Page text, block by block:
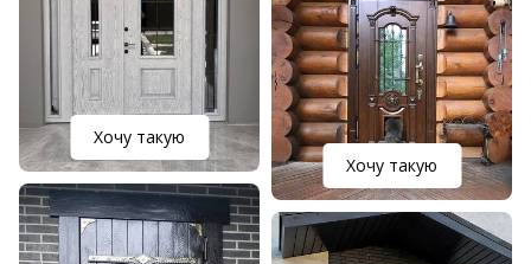
Хочу такую
Хочу такую